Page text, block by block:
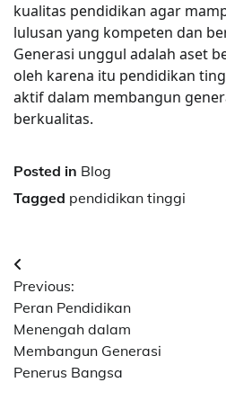
kualitas pendidikan agar
lulusan yang kompeten dan
Generasi unggul adalah aset
oleh karena itu pendidikan
aktif dalam membangun
berkualitas.
Posted in Blog
Tagged pendidikan tinggi
Post
navigation
Previous:
Peran Pendidikan
Menengah dalam
Membangun Generasi
Penerus Bangsa